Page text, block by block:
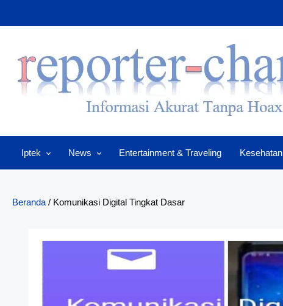
to
Iptek News Entertainment & Traveling Kesehatan
Beranda / Komunikasi Digital Tingkat Dasar